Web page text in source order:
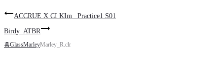
ACCRUE X CI KIm_ Practice1 S01
Birdy_ATBR
홈GlassMarleyMarley_R.clr